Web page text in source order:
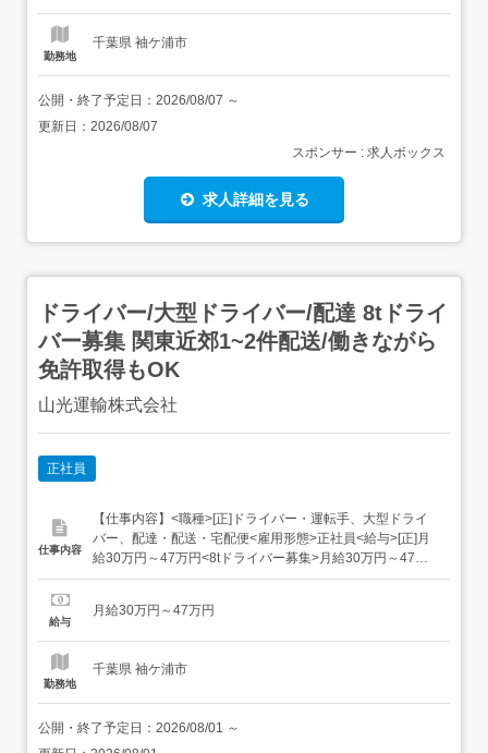
勤務地
千葉県 袖ケ浦市
公開・終了予定日： 2026/08/07 ～
更新日： 2026/08/07
スポンサー : 求人ボックス
求人詳細を見る
ドライバー/大型ドライバー/配達 8tドライ
バー募集 関東近郊1~2件配送/働きながら
免許取得もOK
山光運輸株式会社
正社員
仕事内容
【仕事内容】<職種>[正]ドライバー・運転手、大型ドライ
バー、配達・配送・宅配便<雇用形態>正社員<給与>[正]月
給30万円～47万円<8tドライバー募集>月給30万円～47万
円 経験・能力を考慮します 荷物の量や距離によって変動し
年目:500万円～賞与:年2回(冬賞与12月、決算賞与4月)...
給与
月給30万円～47万円
勤務地
千葉県 袖ケ浦市
公開・終了予定日： 2026/08/01 ～